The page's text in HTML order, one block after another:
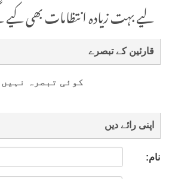
لیے بہت زیادہ انتظامات بھی
قارئین کے تبصرے
کوئی تبصرہ نہیں
اپنی رائے دیں
نام: